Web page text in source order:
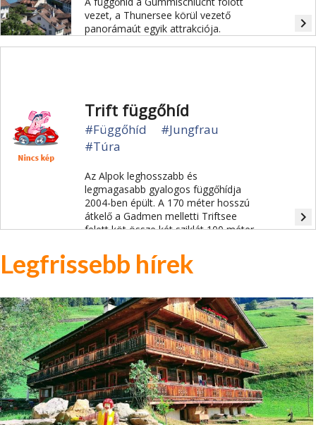
vezet, a Thunersee körül vezető
panorámaút egyik attrakciója.
navigate_next
Trift függőhíd
#Függőhíd
#Jungfrau
#Túra
Az Alpok leghosszabb és
legmagasabb gyalogos függőhídja
2004-ben épült. A 170 méter hosszú
átkelő a Gadmen melletti Triftsee
felett köt össze két sziklát 100 méter
használja, 100 méter magasan feszül
és 170 méter hosszú.
navigate_next
Legfrissebb hírek